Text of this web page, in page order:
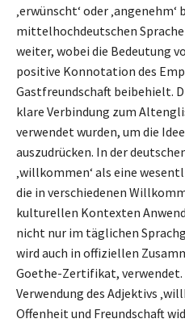
‚erwünscht‘ oder
mittelhochdeutschen
weiter, wobei die Bedeutung
positive Konnotation des
Gastfreundschaft beibehielt.
klare Verbindung zum
verwendet wurden, um die
auszudrücken. In der
‚willkommen‘ als eine
die in verschiedenen
kulturellen Kontexten
nicht nur im täglichen
wird auch in offiziellen
Goethe-Zertifikat,
Verwendung des Adjektivs
Offenheit und Freundschaft